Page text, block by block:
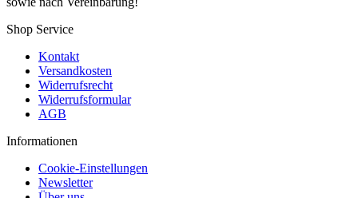
Shop Service
Kontakt
Versandkosten
Widerrufsrecht
Widerrufsformular
AGB
Informationen
Cookie-Einstellungen
Newsletter